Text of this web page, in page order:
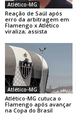
Atlético-MG
Reação de Saúl após
erro da arbitragem em
Flamengo x Atlético
viraliza; assista
Atlético-MG
Atlético-MG cutuca o
Flamengo após avançar
na Copa do Brasil